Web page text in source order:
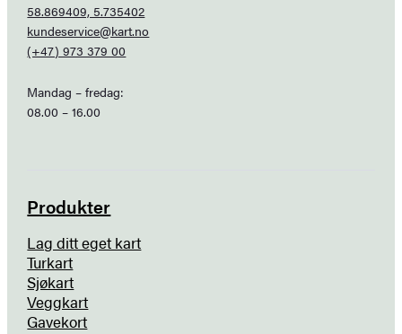
58.869409, 5.735402
kundeservice@kart.no
(+47) 973 379 00
Mandag – fredag:
08.00 – 16.00
Produkter
Lag ditt eget kart
Turkart
Sjøkart
Veggkart
Gavekort